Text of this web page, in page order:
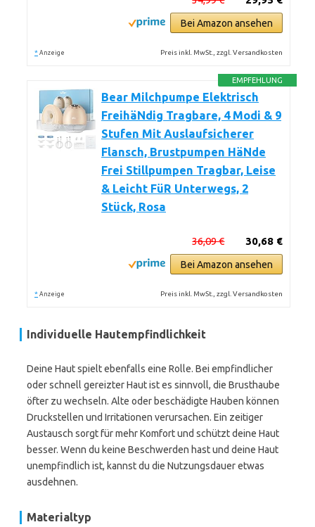
Bei Amazon ansehen
* Anzeige Preis inkl. MwSt., zzgl. Versandkosten
EMPFEHLUNG
Bear Milchpumpe Elektrisch
FreihäNdig Tragbare, 4 Modi & 9
Stufen Mit Auslaufsicherer
Flansch, Brustpumpen HäNde
Frei Stillpumpen Tragbar, Leise
& Leicht FüR Unterwegs, 2
Stück, Rosa
30,68 €
36,09 €
Bei Amazon ansehen
* Anzeige Preis inkl. MwSt., zzgl. Versandkosten
Individuelle Hautempfindlichkeit
Deine Haut spielt ebenfalls eine Rolle. Bei empfindlicher
oder schnell gereizter Haut ist es sinnvoll, die Brusthaube
öfter zu wechseln. Alte oder beschädigte Hauben können
Druckstellen und Irritationen verursachen. Ein zeitiger
Austausch sorgt für mehr Komfort und schützt deine Haut
besser. Wenn du keine Beschwerden hast und deine Haut
unempfindlich ist, kannst du die Nutzungsdauer etwas
ausdehnen.
Materialtyp